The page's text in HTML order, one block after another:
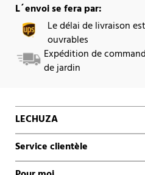
L´envoi se fera par:
Le délai de livraison
ouvrables
Expédition de
de jardin
LECHUZA
Service clientèle